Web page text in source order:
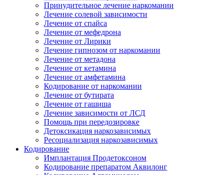
Принудительное лечение наркомании
Лечение солевой зависимости
Лечение от спайса
Лечение от мефедрона
Лечение от Лирики
Лечение гипнозом от наркомании
Лечение от метадона
Лечение от кетамина
Лечение от амфетамина
Кодирование от наркомании
Лечение от бутирата
Лечение от гашиша
Лечение зависимости от ЛСД
Помощь при передозировке
Детоксикация наркозависимых
Ресоциализация наркозависимых
Кодирование
Имплантация Продетоксоном
Кодирование препаратом Аквилонг